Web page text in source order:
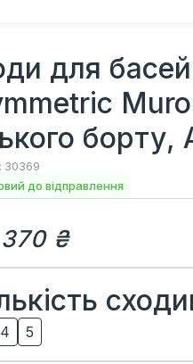
для
борту,
30369
до відправлення
370 ₴
4 5